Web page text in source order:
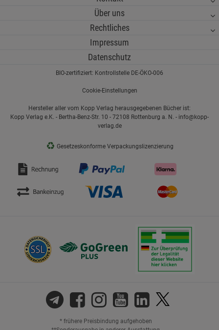
Über uns
Rechtliches
Impressum
Datenschutz
BIO-zertifiziert: Kontrollstelle DE-ÖKO-006
Cookie-Einstellungen
Hersteller aller vom Kopp Verlag herausgegebenen Bücher ist:
Kopp Verlag e.K. - Bertha-Benz-Str. 10 - 72108 Rottenburg a. N. - info@kopp-
verlag.de
♻ Gesetzeskonforme Verpackungslizenzierung
* frühere Preisbindung aufgehoben
Beschreibung Statistik Cookies
Cookie-Informationen
Marketing Cookies (3)
Datenschutzerklärung Impressum